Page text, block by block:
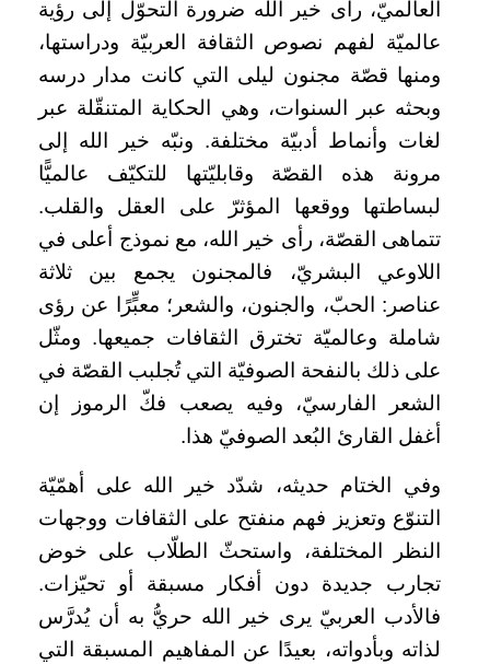
العالميّ، رأى خير الله ضرورة التحوّل إلى رؤية
عالميّة لفهم نصوص الثقافة العربيّة ودراستها،
ومنها قصّة مجنون ليلى التي كانت مدار درسه
وبحثه عبر السنوات، وهي الحكاية المتنقّلة عبر
لغات وأنماط أدبيّة مختلفة. ونبّه خير الله إلى
مرونة هذه القصّة وقابليّتها للتكيّف عالميًّا
لبساطتها ووقعها المؤثرّ على العقل والقلب.
تتماهى القصّة، رأى خير الله، مع نموذج أعلى في
اللاوعي البشريّ، فالمجنون يجمع بين ثلاثة
عناصر: الحبّ، والجنون، والشعر؛ معبٍّرًا عن رؤى
شاملة وعالميّة تخترق الثقافات جميعها. ومثّل
على ذلك بالنفحة الصوفيّة التي تُجلبب القصّة في
الشعر الفارسيّ، وفيه يصعب فكّ الرموز إن
أغفل القارئ البُعد الصوفيّ هذا.
وفي الختام حديثه، شدّد خير الله على أهمّيّة
التنوّع وتعزيز فهم منفتح على الثقافات ووجهات
النظر المختلفة، واستحثّ الطلّاب على خوض
تجارب جديدة دون أفكار مسبقة أو تحيّزات.
فالأدب العربيّ يرى خير الله حريُّ به أن يُدرَّس
لذاته وبأدواته، بعيدًا عن المفاهيم المسبقة التي